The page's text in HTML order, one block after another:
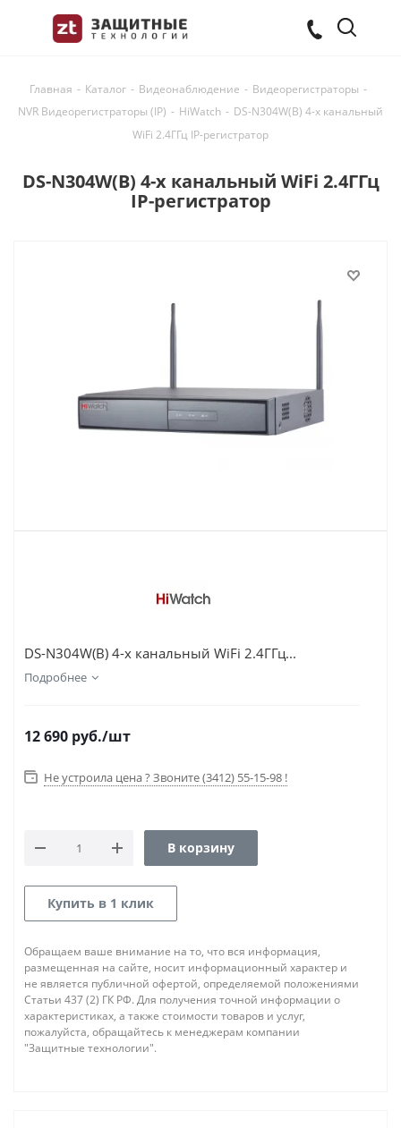
Главная - Каталог - Видеонаблюдение - Видеорегистраторы -
NVR Видеорегистраторы (IP) - HiWatch - DS-N304W(B) 4-х канальный
WiFi 2.4ГГц IP-регистратор
DS-N304W(B) 4-х канальный WiFi 2.4ГГц
IP-регистратор
DS-N304W(B) 4-х канальный WiFi 2.4ГГц...
Подробнее
12 690 руб./шт
Не устроила цена ? Звоните (3412) 55-15-98 !
В корзину
Купить в 1 клик
Обращаем ваше внимание на то, что вся информация,
размещенная на сайте, носит информационный характер и
не является публичной офертой, определяемой положениями
Статьи 437 (2) ГК РФ. Для получения точной информации о
характеристиках, а также стоимости товаров и услуг,
пожалуйста, обращайтесь к менеджерам компании
"Защитные технологии".